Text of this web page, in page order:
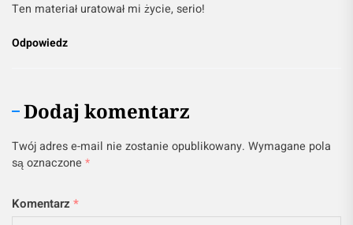
Ten materiał uratował mi życie, serio!
Odpowiedz
Dodaj komentarz
Twój adres e-mail nie zostanie opublikowany. Wymagane pola
są oznaczone *
Komentarz *